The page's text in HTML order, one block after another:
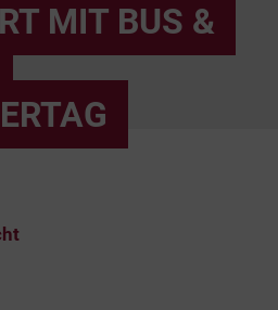
MIT BUS &